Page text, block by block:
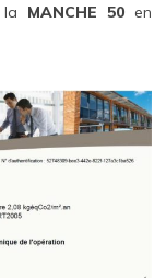
MANCHE 50 en